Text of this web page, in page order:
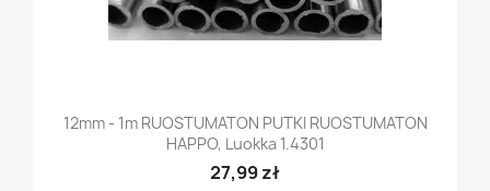
12mm - 1m RUOSTUMATON PUTKI RUOSTUMATON
HAPPO, Luokka 1.4301
27,99 zł